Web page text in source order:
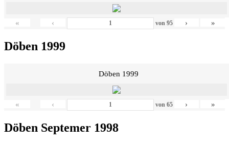
« ‹ von 95 › »
Döben 1999
Döben 1999
« ‹ von 65 › »
Döben Septemer 1998